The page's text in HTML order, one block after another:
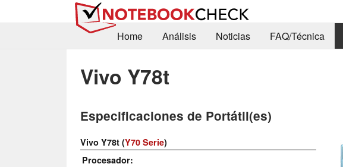
Home
Análisis Noticias FAQ/Técnica
Vivo Y78t
Especificaciones de Portátil(es)
Vivo Y78t (Y70 Serie)
Procesador